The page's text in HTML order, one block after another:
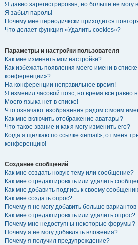
Я давно зарегистрирован, но больше не могу
Я забыл пароль!
Почему мне периодически приходится
Что делает функция «Удалить cookies»?
Параметры и настройки пользователя
Как мне изменить мои настройки?
Как избежать появления моего имени в
конференции»?
На конференции неправильное время!
Я изменил часовой пояс, но время всё равно
Моего языка нет в списке!
Что означают изображения рядом с моим
Как мне включить отображение аватары?
Что такое звание и как я могу изменить его?
Когда я щёлкаю по ссылке «email», от меня
конференцию!
Создание сообщений
Как мне создать новую тему или сообщение?
Как мне отредактировать или удалить
Как мне добавить подпись к своему
Как мне создать опрос?
Почему я не могу добавить больше вариантов
Как мне отредактировать или удалить опрос?
Почему мне недоступны некоторые форумы?
Почему я не могу добавлять вложения?
Почему я получил предупреждение?